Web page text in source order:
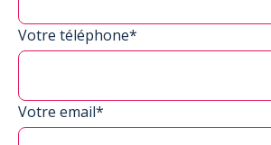
Votre téléphone*
Votre email*